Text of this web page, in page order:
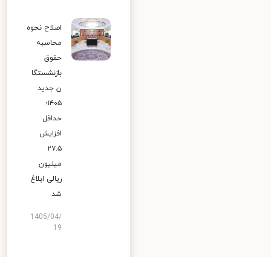
اصلاح نحوه
محاسبه
حقوق
بازنشستگا
ن جدید
۱۴۰۵؛
حداقل
افزایش
۲۷.۵
میلیون
ریالی ابلاغ
شد
1405/04/
19